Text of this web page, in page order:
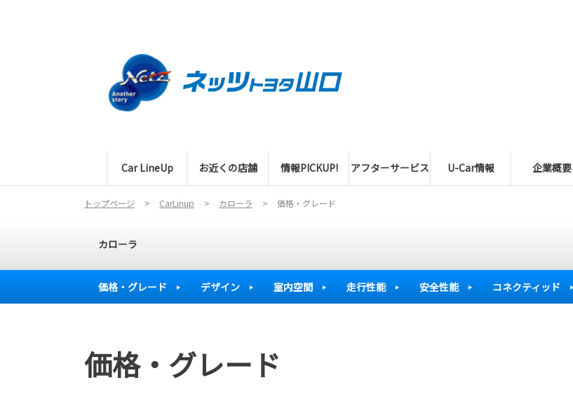
Car LineUp お近くの店舗 情報PICKUP! アフターサービス U-Car情報 企業概要
トップページ CarLinup カローラ 価格・グレード
カローラ
価格・グレード デザイン 室内空間 走行性能 安全性能 コネクティッド
価格・グレード